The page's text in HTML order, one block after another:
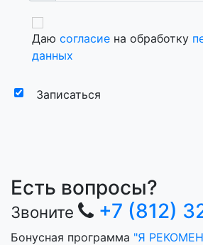
Даю согласиена обработку
данных
Записаться
Есть вопросы?
Звоните +7 (812)
Бонусная программа "Я